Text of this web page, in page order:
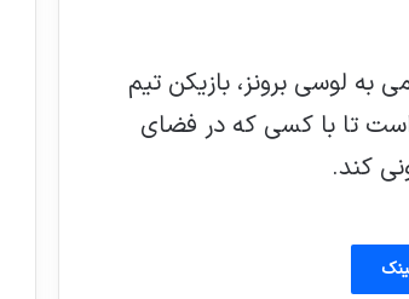
لوسی برونز، بازیکن تیم
تا با کسی که در فضای
کند.
۵۹ درصد کل فروش تسلیحات جهان در سال
2018 را شرکت های آمریکایی داشته اند
میچل باچله,کمیساریای عالی حقوق‌بشر